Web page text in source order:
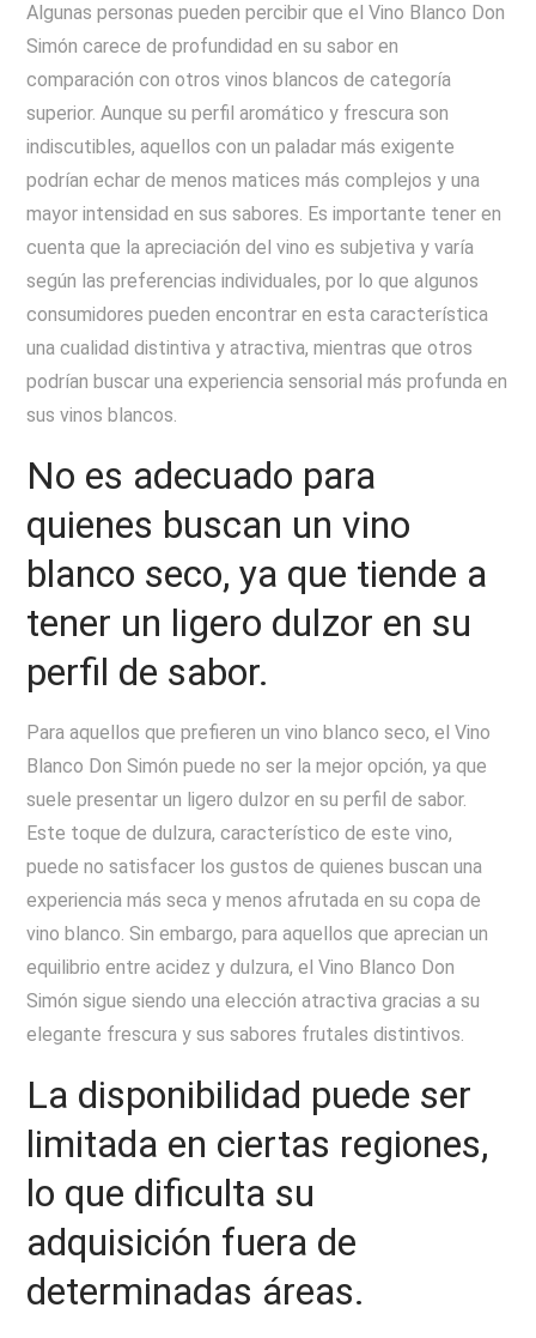
Algunas personas pueden percibir que el Vino Blanco Don
Simón carece de profundidad en su sabor en
comparación con otros vinos blancos de categoría
superior. Aunque su perfil aromático y frescura son
indiscutibles, aquellos con un paladar más exigente
podrían echar de menos matices más complejos y una
mayor intensidad en sus sabores. Es importante tener en
cuenta que la apreciación del vino es subjetiva y varía
según las preferencias individuales, por lo que algunos
consumidores pueden encontrar en esta característica
una cualidad distintiva y atractiva, mientras que otros
podrían buscar una experiencia sensorial más profunda en
sus vinos blancos.
No es adecuado para
quienes buscan un vino
blanco seco, ya que tiende a
tener un ligero dulzor en su
perfil de sabor.
Para aquellos que prefieren un vino blanco seco, el Vino
Blanco Don Simón puede no ser la mejor opción, ya que
suele presentar un ligero dulzor en su perfil de sabor.
Este toque de dulzura, característico de este vino,
puede no satisfacer los gustos de quienes buscan una
experiencia más seca y menos afrutada en su copa de
vino blanco. Sin embargo, para aquellos que aprecian un
equilibrio entre acidez y dulzura, el Vino Blanco Don
Simón sigue siendo una elección atractiva gracias a su
elegante frescura y sus sabores frutales distintivos.
La disponibilidad puede ser
limitada en ciertas regiones,
lo que dificulta su
adquisición fuera de
determinadas áreas.